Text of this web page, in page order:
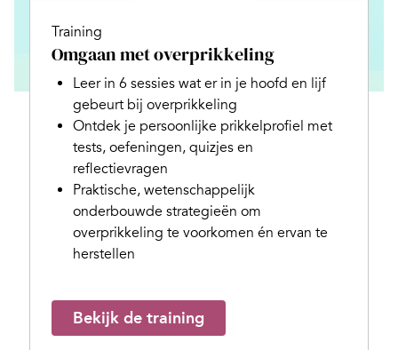
Training
Omgaan met overprikkeling
Leer in 6 sessies wat er in je hoofd en lijf
gebeurt bij overprikkeling
Ontdek je persoonlijke prikkelprofiel met
tests, oefeningen, quizjes en
reflectievragen
Praktische, wetenschappelijk
onderbouwde strategieën om
overprikkeling te voorkomen én ervan te
herstellen
Bekijk de training